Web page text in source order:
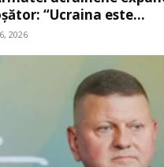
“Ucraina este...
2026